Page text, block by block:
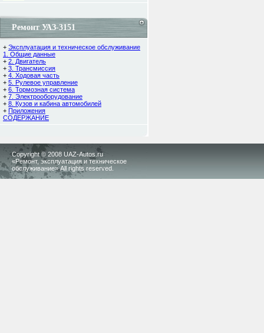
Ремонт УАЗ-3151
+ Эксплуатация и техническое обслуживание
1. Общие данные
+ 2. Двигатель
+ 3. Трансмиссия
+ 4. Ходовая часть
+ 5. Рулевое управление
+ 6. Тормозная система
+ 7. Электрооборудование
+ 8. Кузов и кабина автомобилей
+ Приложения
СОДЕРЖАНИЕ
Copyright © 2008 UAZ-Autos.ru
«Ремонт, эксплуатация и техническое
обслуживание» All rights reserved.